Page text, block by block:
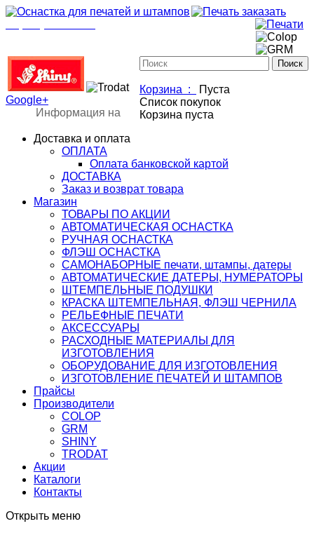
Корзина :
Пуста
Список покупок
Корзина пуста
Доставка и оплата
ОПЛАТА
Оплата банковской картой
ДОСТАВКА
Заказ и возврат товара
Магазин
ТОВАРЫ ПО АКЦИИ
АВТОМАТИЧЕСКАЯ ОСНАСТКА
РУЧНАЯ ОСНАСТКА
ФЛЭШ ОСНАСТКА
САМОНАБОРНЫЕ печати, штампы, датеры
АВТОМАТИЧЕСКИЕ ДАТЕРЫ, НУМЕРАТОРЫ
ШТЕМПЕЛЬНЫЕ ПОДУШКИ
КРАСКА ШТЕМПЕЛЬНАЯ, ФЛЭШ ЧЕРНИЛА
РЕЛЬЕФНЫЕ ПЕЧАТИ
АКСЕССУАРЫ
РАСХОДНЫЕ МАТЕРИАЛЫ ДЛЯ
ИЗГОТОВЛЕНИЯ
ОБОРУДОВАНИЕ ДЛЯ ИЗГОТОВЛЕНИЯ
ИЗГОТОВЛЕНИЕ ПЕЧАТЕЙ И ШТАМПОВ
Прайсы
Производители
COLOP
GRM
SHINY
TRODAT
Акции
Каталоги
Контакты
Открыть меню
Google+
Информация на